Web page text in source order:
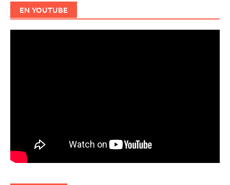
EN YOUTUBE